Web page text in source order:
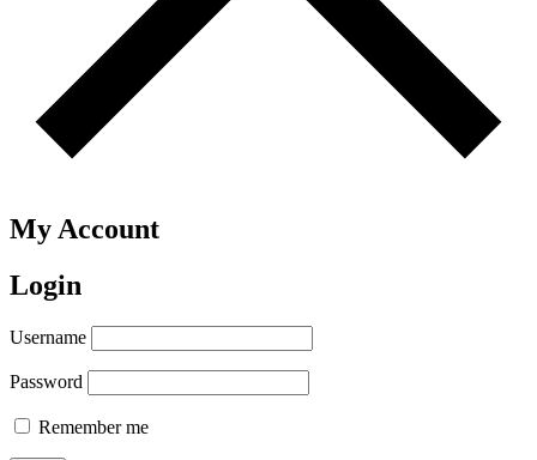
My Account
Login
Username
Password
Remember me